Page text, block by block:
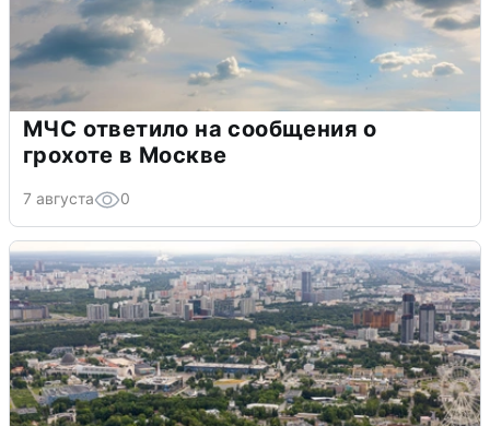
МЧС ответило на сообщения о
грохоте в Москве
7 августа 0